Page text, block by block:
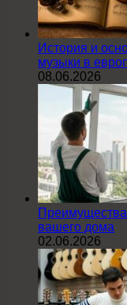
История и
музыки в
08.06.2026
вашего дома
02.06.2026